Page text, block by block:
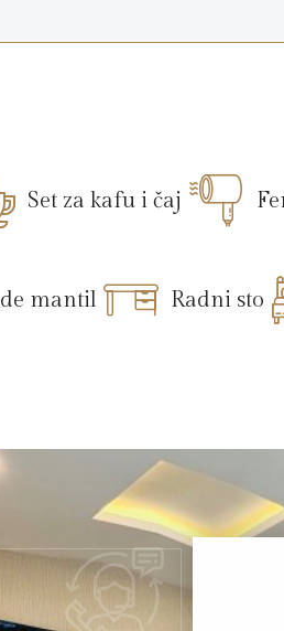
Set za kafu i čaj
mantil Radni sto